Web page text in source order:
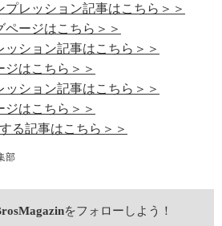
プレッション記事はこちら＞＞
ページはこちら＞＞
ッション記事はこちら＞＞
ジはこちら＞＞
ッション記事はこちら＞＞
ジはこちら＞＞
る記事はこちら＞＞
部
をフォローしよう！